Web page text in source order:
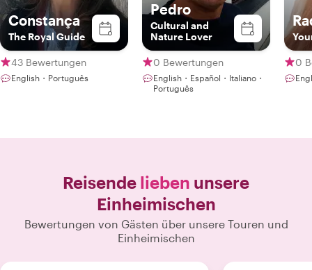
Constança
The Royal Guide
43 Bewertungen
English・Português
Pedro
Cultural and
Nature Lover
0 Bewertungen
English・Español・Italiano・
Português
0
Reisende lieben unsere
Einheimischen
Bewertungen von Gästen über unsere Touren und
Einheimischen